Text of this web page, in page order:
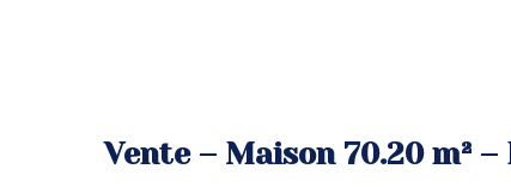
Vente – Maison 70.20 m² –